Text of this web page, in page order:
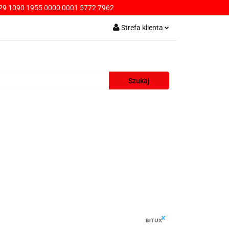
29 1090 1955 0000 0001 5772 7962
Strefa klienta
Zarejestruj się
Dodaj zgłoszenie
PŁATNOŚCI